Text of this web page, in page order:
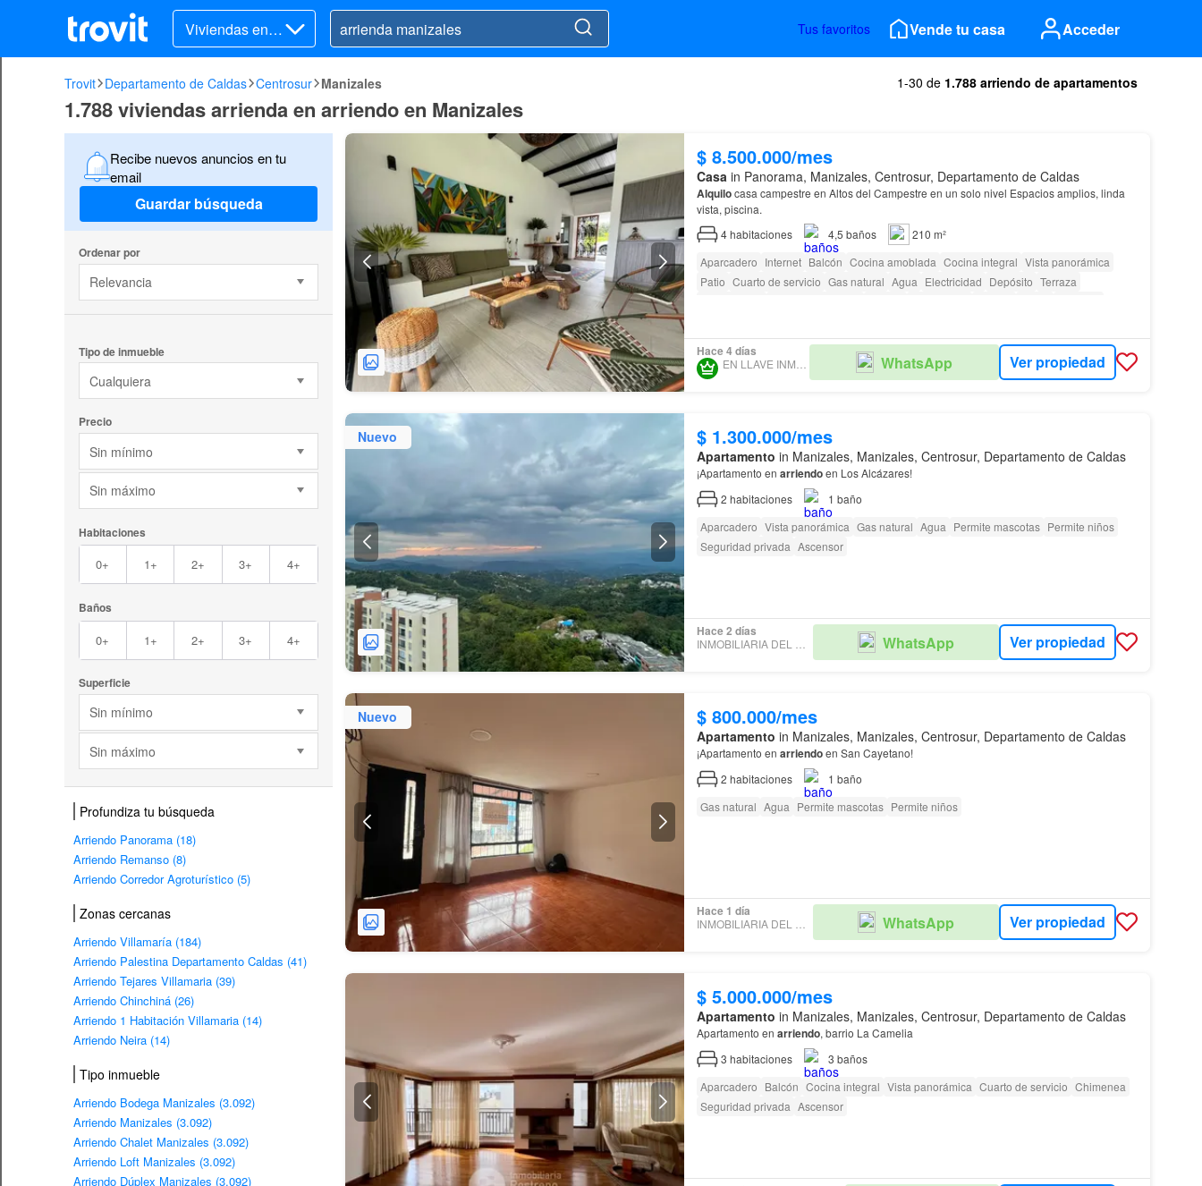
Viviendas en ar
riendo
Tus favoritos Vende tu casa Acceder
Trovit Departamento de Caldas Centrosur Manizales 1-30 de 1.788 arriendo de apartamentos
1.788 viviendas arrienda en arriendo en Manizales
Recibe nuevos anuncios en tu
email
Guardar búsqueda
Ordenar por
Relevancia
Tipo de inmueble
Cualquiera
Precio
Sin mínimo
Sin máximo
Habitaciones
0+ 1+ 2+ 3+ 4+
Baños
0+ 1+ 2+ 3+ 4+
Superficie
Sin mínimo
Sin máximo
Profundiza tu búsqueda
Arriendo Panorama (18)
Arriendo Remanso (8)
Arriendo Corredor Agroturístico (5)
Zonas cercanas
Arriendo Villamaría (184)
Arriendo Palestina Departamento Caldas (41)
Arriendo Tejares Villamaria (39)
Arriendo Chinchiná (26)
Arriendo 1 Habitación Villamaria (14)
Arriendo Neira (14)
Tipo inmueble
Arriendo Bodega Manizales (3.092)
Arriendo Manizales (3.092)
Arriendo Chalet Manizales (3.092)
Arriendo Loft Manizales (3.092)
Arriendo Dúplex Manizales (3.092)
$ 8.500.000/mes
Casain Panorama, Manizales, Centrosur, Departamento de Caldas
Alquilocasa campestre en Altos del Campestre en un solo nivel Espacios amplios, linda
vista, piscina.
4habitaciones 4,5 baños
210 m²
Aparcadero Internet Balcón Cocina amoblada Cocina integral Vista panorámica
Patio Cuarto de servicio Gas natural Agua Electricidad Depósito Terraza
Hace 4 días
EN LLAVE INMOBILIARIA WhatsApp Ver propiedad
Nuevo $ 1.300.000/mes
Apartamento in Manizales, Manizales, Centrosur, Departamento de Caldas
¡Apartamento en arriendoen Los Alcázares!
2 habitaciones 1 baño
Aparcadero Vista panorámica Gas natural Agua Permite mascotas Permite niños
Seguridad privada Ascensor
Hace 2 días
INMOBILIARIA DEL CAFE S.A.S. WhatsApp Ver propiedad
Nuevo $ 800.000/mes
Apartamento in Manizales, Manizales, Centrosur, Departamento de Caldas
¡Apartamento en arriendoen San Cayetano!
2 habitaciones 1 baño
Gas natural Agua Permite mascotas Permite niños
Hace 1 día
INMOBILIARIA DEL CAFE S.A.S. WhatsApp Ver propiedad
$ 5.000.000/mes
Apartamento in Manizales, Manizales, Centrosur, Departamento de Caldas
Apartamento en arriendo, barrio La Camelia
3 habitaciones 3 baños
Aparcadero Balcón Cocina integral Vista panorámica Cuarto de servicio Chimenea
Seguridad privada Ascensor